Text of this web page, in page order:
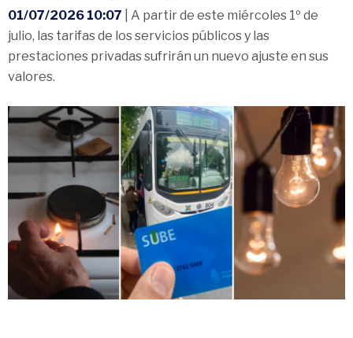
01/07/2026 10:07 | A partir de este miércoles 1º de
julio, las tarifas de los servicios públicos y las
prestaciones privadas sufrirán un nuevo ajuste en sus
valores.